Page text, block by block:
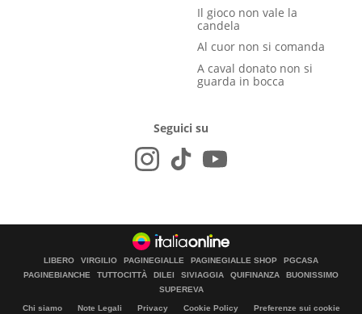
Il gioco non vale la
candela
Al cuor non si comanda
A caval donato non si
guarda in bocca
Seguici su
LIBERO VIRGILIO PAGINEGIALLE PAGINEGIALLE SHOP
PGCASA
PAGINEBIANCHE
TUTTOCITTÀ DILEI SIVIAGGIA QUIFINANZA
BUONISSIMO
SUPEREVA
Chi siamo Note Legali Privacy Cookie Policy Preferenze sui cookie